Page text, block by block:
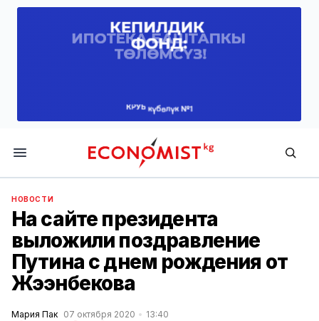
Economist.kg
НОВОСТИ
На сайте президента
выложили поздравление
Путина с днем рождения от
Жээнбекова
Мария Пак 07 октября 2020 13:40